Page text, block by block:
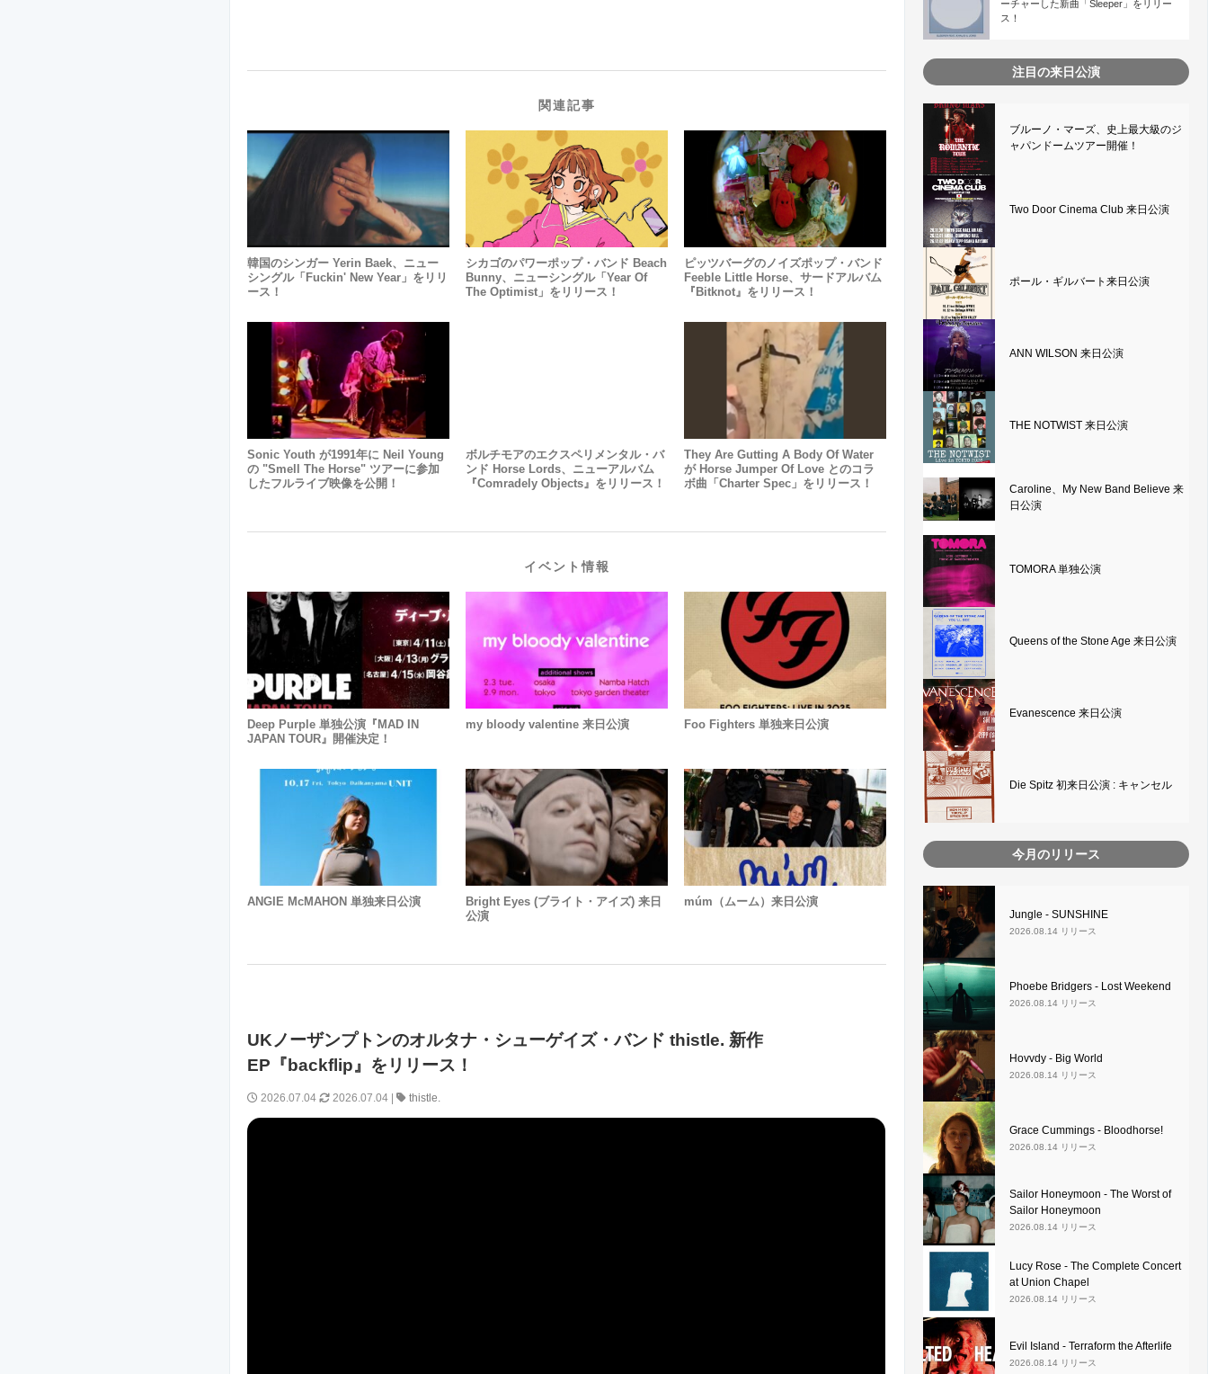
関連記事
韓国のシンガー Yerin Baek、ニュー
シングル「Fuckin' New Year」をリリ
ース！
シカゴのパワーポップ・バンド Beach
Bunny、ニューシングル「Year Of
The Optimist」をリリース！
ピッツバーグのノイズポップ・バンド
Feeble Little Horse、サードアルバム
『Bitknot』をリリース！
Sonic Youth が1991年に Neil Young
の "Smell The Horse" ツアーに参加
したフルライブ映像を公開！
ボルチモアのエクスペリメンタル・バ
ンド Horse Lords、ニューアルバム
『Comradely Objects』をリリース！
They Are Gutting A Body Of Water
が Horse Jumper Of Love とのコラ
ボ曲「charter Spec」をリリース！
イベント情報
Deep Purple 単独公演『MAD IN
JAPAN TOUR』開催決定！
my bloody valentine 来日公演 Foo Fighters 単独来日公演
ANGIE McMAHON 単独来日公演
Bright Eyes (ブライト・アイズ) 来日
公演
múm（ムーム）来日公演
UKノーザンプトンのオルタナ・シューゲイズ・バンド thistle. 新作
EP『backflip』をリリース！
2026.07.04 2026.07.04 | thistle.
ーチャーした新曲「Sleeper」をリリー
ス！
注目の来日公演
ブルーノ・マーズ、史上最大級のジ
ャパンドームツアー開催！
Two Door Cinema Club 来日公演
ポール・ギルバート来日公演
ANN WILSON 来日公演
THE NOTWIST 来日公演
Caroline、My New Band Believe 来
日公演
TOMORA 単独公演
Queens of the Stone Age 来日公演
Evanescence 来日公演
Die Spitz 初来日公演 : キャンセル
今月のリリース
Jungle - SUNSHINE
2026.08.14 リリース
Phoebe Bridgers - Lost Weekend
2026.08.14 リリース
Hovvdy - Big World
2026.08.14 リリース
Grace Cummings - Bloodhorse!
2026.08.14 リリース
Sailor Honeymoon - The Worst of
Sailor Honeymoon
2026.08.14 リリース
Lucy Rose - The Complete Concert
at Union Chapel
2026.08.14 リリース
Evil Island - Terraform the Afterlife
2026.08.14 リリース